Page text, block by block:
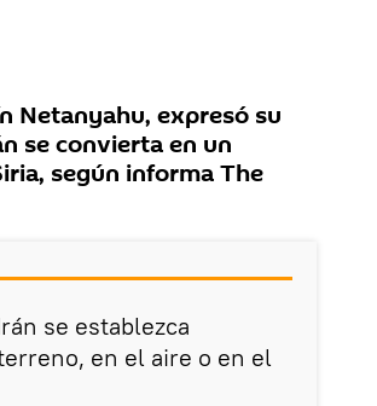
Netanyahu, expresó su
se convierta en un
según informa The
se establezca
en el aire o en el